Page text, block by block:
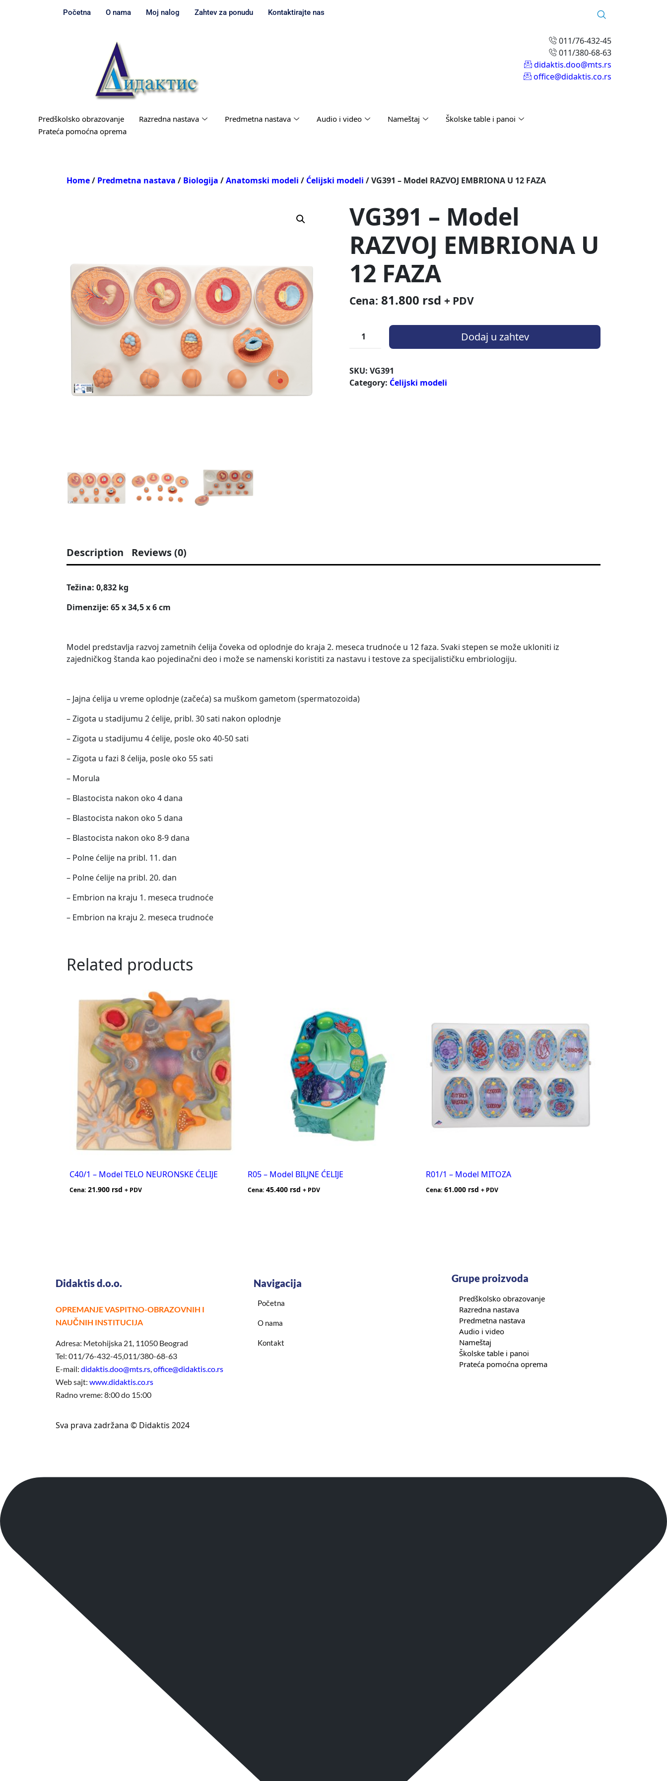
Početna O nama Moj nalog Zahtev za ponudu Kontaktirajte nas
011/76-432-45
011/380-68-63
didaktis.doo@mts.rs
office@didaktis.co.rs
Predškolsko obrazovanje Razredna nastava Predmetna nastava Audio i video Nameštaj
Školske table i panoi
Prateća pomoćna oprema
Home/ Predmetna nastava / Biologija /Anatomski modeli / Ćelijski modeli / VG391 – Model RAZVOJ EMBRIONA U 12 FAZA
VG391 – Model
RAZVOJ EMBRIONA U
12 FAZA
Cena: 81.800 rsd + PDV
Dodaj u zahtev
SKU: VG391
Category: Ćelijski modeli
Description Reviews (0)
Težina: 0,832 kg
Dimenzije: 65 x 34,5 x 6 cm
Model predstavlja razvoj zametnih ćelija čoveka od oplodnje do kraja 2. meseca trudnoće u 12 faza. Svaki stepen se može ukloniti iz
zajedničkog štanda kao pojedinačni deo i može se namenski koristiti za nastavu i testove za specijalističku embriologiju.
– Jajna ćelija u vreme oplodnje (začeća) sa muškom gametom (spermatozoida)
– Zigota u stadijumu 2 ćelije, pribl. 30 sati nakon oplodnje
– Zigota u stadijumu 4 ćelije, posle oko 40-50 sati
– Zigota u fazi 8 ćelija, posle oko 55 sati
– Morula
– Blastocista nakon oko 4 dana
– Blastocista nakon oko 5 dana
– Blastocista nakon oko 8-9 dana
– Polne ćelije na pribl. 11. dan
– Polne ćelije na pribl. 20. dan
– Embrion na kraju 1. meseca trudnoće
– Embrion na kraju 2. meseca trudnoće
Related products
C40/1 – Model TELO NEURONSKE ĆELIJE
Cena: 21.900 rsd + PDV
R05 – Model BILJNE ĆELIJE
Cena: 45.400 rsd + PDV
R01/1 – Model MITOZA
Cena: 61.000 rsd + PDV
Didaktis d.o.o.
OPREMANJE VASPITNO-OBRAZOVNIH I
NAUČNIH INSTITUCIJA
Adresa: Metohijska 21, 11050 Beograd
Tel: 011/76-432-45,011/380-68-63
E-mail: didaktis.doo@mts.rs,office@didaktis.co.rs
Web sajt: www.didaktis.co.rs
Radno vreme: 8:00 do 15:00
Navigacija
Početna
O nama
Kontakt
Grupe proizvoda
Predškolsko obrazovanje
Razredna nastava
Predmetna nastava
Audio i video
Nameštaj
Školske table i panoi
Prateća pomoćna oprema
Sva prava zadržana © Didaktis 2024